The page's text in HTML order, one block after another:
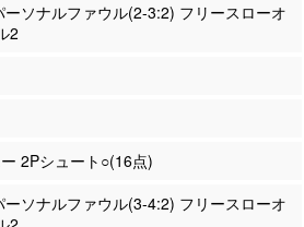
ーソナルファウル(2-3:2) フリースローオ
2
2Pシュート○(16点)
ーソナルファウル(3-4:2) フリースローオ